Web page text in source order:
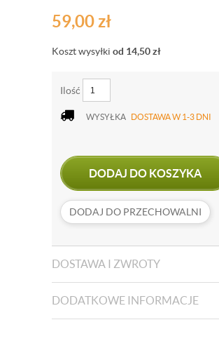
59,00zł
Koszt wysyłki od 14,50zł
Ilość
WYSYŁKA DOSTAWA W 1-3 DNI
DODAJ DO KOSZYKA
DODAJ DO PRZECHOWALNI
DOSTAWA I ZWROTY
DODATKOWE INFORMACJE